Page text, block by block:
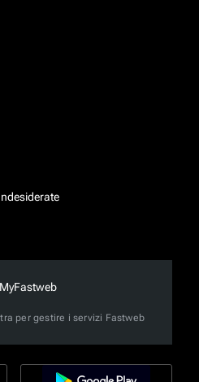
per gestire i servizi Fastweb